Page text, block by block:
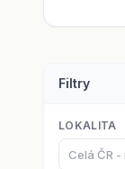
Filtry
LOKALITA